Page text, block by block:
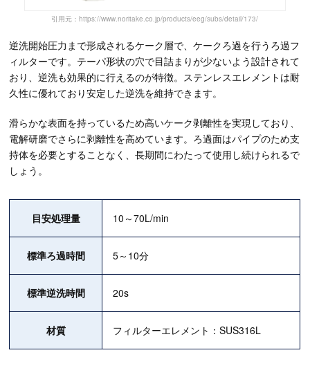
引用元：https://www.noritake.co.jp/products/eeg/subs/detail/173/
逆洗開始圧力まで形成されるケーク層で、ケークろ過を行うろ過フ
ィルターです。テーパ形状の穴で目詰まりが少ないよう設計されて
おり、逆洗も効果的に行えるのが特徴。ステンレスエレメントは耐
久性に優れており安定した逆洗を維持できます。
滑らかな表面を持っているため高いケーク剥離性を実現しており、
電解研磨でさらに剥離性を高めています。ろ過面はパイプのため支
持体を必要とすることなく、長期間にわたって使用し続けられるで
しょう。
目安処理量 10～70L/min
標準ろ過時間 5～10分
標準逆洗時間 20s
材質 フィルターエレメント：SUS316L